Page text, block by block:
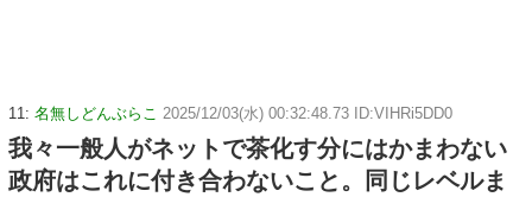
11: 名無しどんぶらこ 2025/12/03(水) 00:32:48.73 ID:VIHRi5DD0
我々一般人がネットで茶化す分にはかまわない
政府はこれに付き合わないこと。同じレベルま